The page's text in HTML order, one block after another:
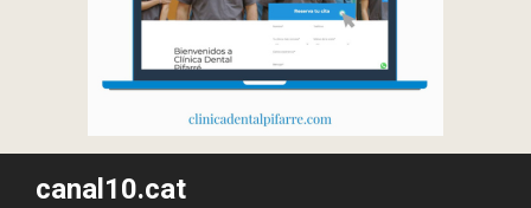
canal10.cat